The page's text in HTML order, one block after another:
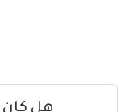
هل كان